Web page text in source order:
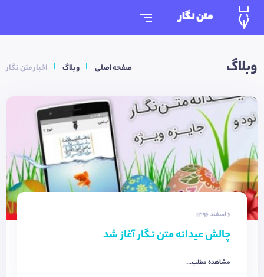
متن نگار
وبلاگ صفحه اصلی وبلاگ اخبار متن نگار
6 اسفند 1396
چالش عیدانه متن نگار آغاز شد
مشاهده مطلب...